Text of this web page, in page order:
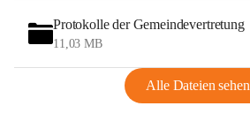
Protokolle der Gemeindevertretung
11,03 MB
Alle Dateien sehen